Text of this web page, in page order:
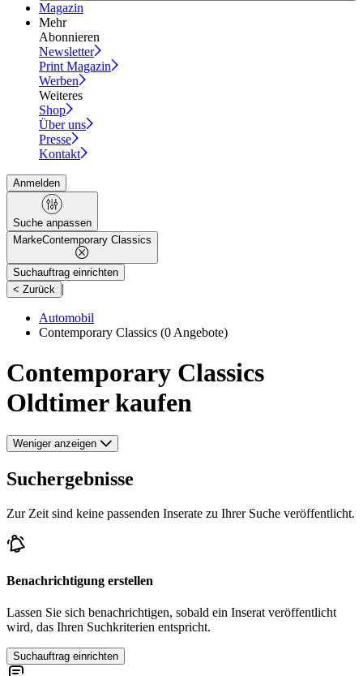
Magazin
Mehr
Abonnieren
Newsletter
Print Magazin
Werben
Weiteres
Shop
Über uns
Presse
Kontakt
Anmelden
Suche anpassen
MarkeContemporary Classics
Suchauftrag einrichten
< Zurück |
Automobil
Contemporary Classics (0 Angebote)
Contemporary Classics
Oldtimer kaufen
Weniger anzeigen
Suchergebnisse
Zur Zeit sind keine passenden Inserate zu Ihrer Suche veröffentlicht.
Benachrichtigung erstellen
Lassen Sie sich benachrichtigen, sobald ein Inserat veröffentlicht
wird, das Ihren Suchkriterien entspricht.
Suchauftrag einrichten